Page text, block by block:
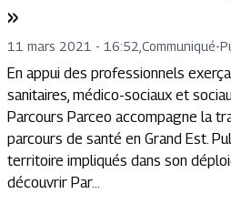
»
11 mars 2021 - 16:52 Communiqué-
En appui des professionnels
sanitaires, médico-sociaux et
Parcours Parceo accompagne la
parcours de santé en Grand Est.
territoire impliqués dans son
découvrir Par...